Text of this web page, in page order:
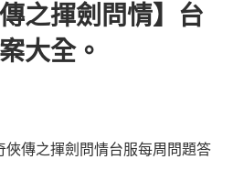
之揮劍問情】台
大全。
傳之揮劍問情台服每周問題答